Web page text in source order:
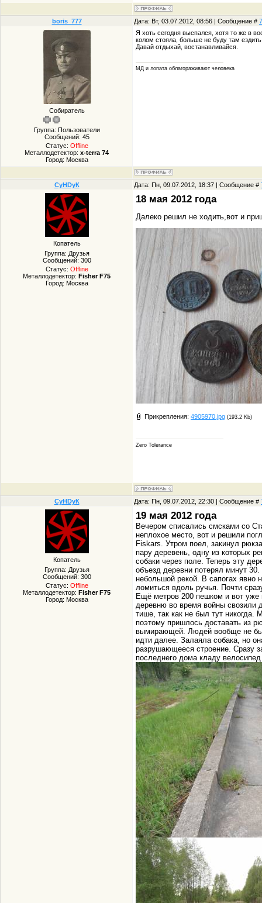
boris_777 Дата: Вт, 03.07.2012, 08:56 | Сообщение #
Собиратель
Группа: Пользователи
Сообщений: 45
Статус: Offline
Металлодетектор: x-terra 74
Город: Москва
Я хоть сегодня выспался, хотя то же в
колом стояла, больше не буду там
Давай отдыхай, востанавливайся.
МД и лопата облагораживают человека
СуHDуК Дата: Пн, 09.07.2012, 18:37 | Сообщение #
Копатель
Группа: Друзья
Сообщений: 300
Статус: Offline
Металлодетектор: Fisher F75
Город: Москва
18 мая 2012 года
Далеко решил не ходить,вот и
Прикрепления: 4905970.jpg (193.2 Kb)
Zero Tolerance
СуHDуК Дата: Пн, 09.07.2012, 22:30 | Сообщение #
Копатель
Группа: Друзья
Сообщений: 300
Статус: Offline
Металлодетектор: Fisher F75
Город: Москва
19 мая 2012 года
Вечером списались смсками со
неплохое место, вот и решили
Fiskars. Утром поел, закинул
пару деревень, одну из которых
собаки через поле. Теперь эту
объезд деревни потерял минут
небольшой рекой. В сапогах явно
ломиться вдоль ручья. Почти
Ещё метров 200 пешком и вот уже
деревню во время войны свозили
тише, так как не был тут никогда.
поэтому пришлось доставать из
вымирающей. Людей вообще не
идти далее. Залаяла собака, но
разрушающееся строение. Сразу
последнего дома кладу